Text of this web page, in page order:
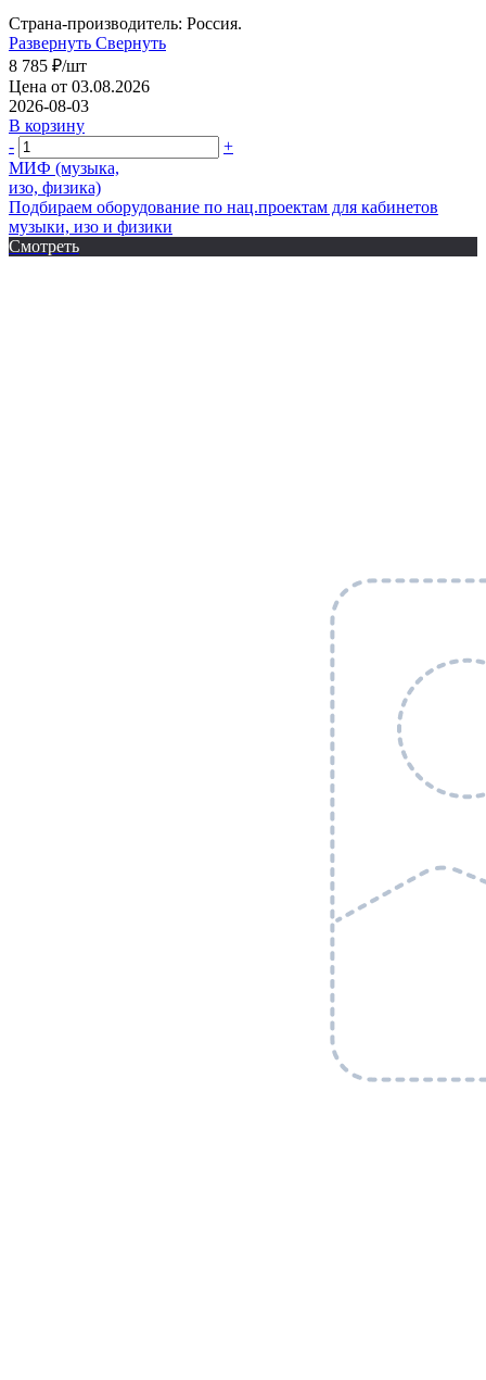
Страна-производитель: Россия.
Развернуть Свернуть
8 785 ₽/шт
Цена от 03.08.2026
2026-08-03
В корзину
-
+
МИФ (музыка,
изо, физика)
Подбираем оборудование по нац.проектам для кабинетов
музыки, изо и физики
Смотреть